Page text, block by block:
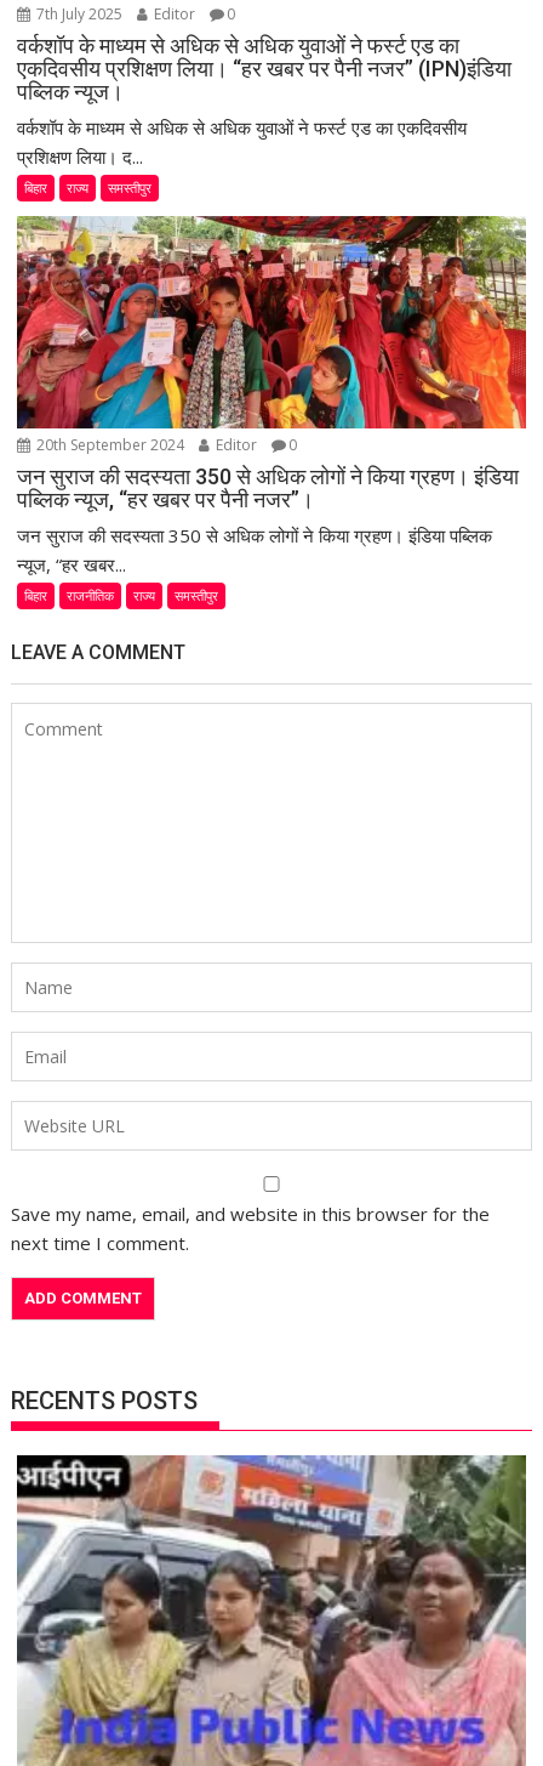
7th July 2025 Editor 0
वर्कशॉप के माध्यम से अधिक से अधिक युवाओं ने फर्स्ट एड का
एकदिवसीय प्रशिक्षण लिया। “हर खबर पर पैनी नजर” (IPN)इंडिया
पब्लिक न्यूज।
वर्कशॉप के माध्यम से अधिक से अधिक युवाओं ने फर्स्ट एड का एकदिवसीय
प्रशिक्षण लिया। द...
बिहार राज्य समस्तीपुर
20th September 2024 Editor 0
जन सुराज की सदस्यता 350 से अधिक लोगों ने किया ग्रहण। इंडिया
पब्लिक न्यूज, “हर खबर पर पैनी नजर”।
जन सुराज की सदस्यता 350 से अधिक लोगों ने किया ग्रहण। इंडिया पब्लिक
न्यूज, “हर खबर...
बिहार राजनीतिक राज्य समस्तीपुर
LEAVE A COMMENT
Save my name, email, and website in this browser for the
next time I comment.
RECENTS POSTS